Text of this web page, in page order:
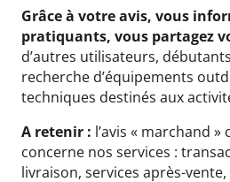
Grâce à votre avis, vous
pratiquants, vous partagez
d’autres utilisateurs,
recherche d’équipements
techniques destinés aux
A retenir : l’avis « marchand »
concerne nos services :
livraison, services après-